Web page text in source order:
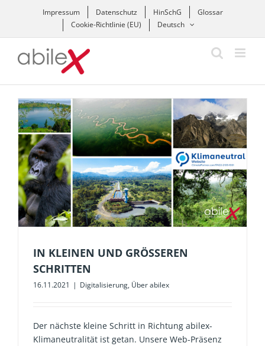
Impressum Datenschutz HinSchG
Glossar
Cookie-Richtlinie (EU)
Deutsch
IN KLEINEN UND GRÖSSEREN S
CHRITTEN
16.11.2021 | Digitalisierung, Über abilex
Der nächste kleine Schritt in Richtung abilex-
Klimaneutralität ist getan. Unsere Web-Präsenz